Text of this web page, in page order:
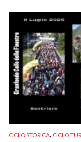
CICLO STORICA, CICLO